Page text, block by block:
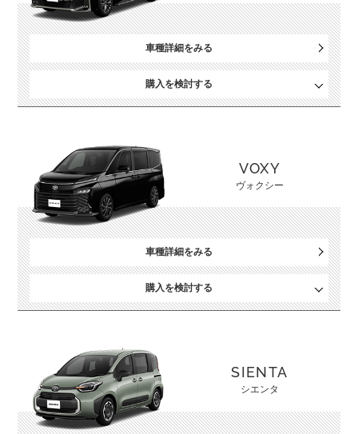
車種詳細をみる
購入を検討する
VOXY
ヴォクシー
車種詳細をみる
購入を検討する
SIENTA
シエンタ